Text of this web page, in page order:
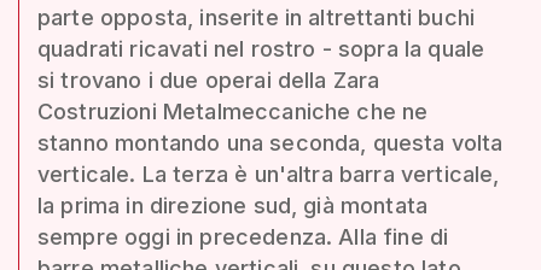
parte opposta, inserite in altrettanti buchi
quadrati ricavati nel rostro - sopra la quale
si trovano i due operai della Zara
Costruzioni Metalmeccaniche che ne
stanno montando una seconda, questa volta
verticale. La terza è un'altra barra verticale,
la prima in direzione sud, già montata
sempre oggi in precedenza. Alla fine di